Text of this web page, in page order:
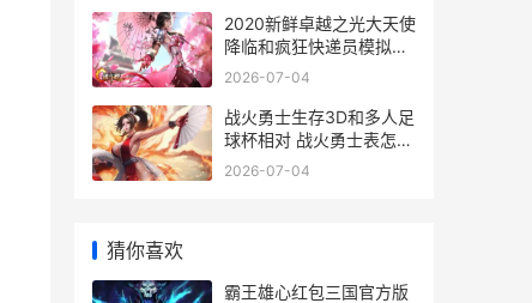
2020新鲜卓越之光大天使
降临和疯狂快递员模拟器
谁更好玩 卓越之星的意思
2026-07-04
战火勇士生存3D和多人足
球杯相对 战火勇士表怎么
样
2026-07-04
猜你喜欢
霸王雄心红包三国官方版